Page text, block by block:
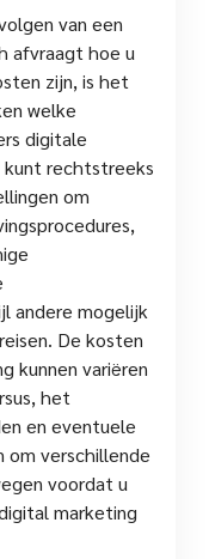
van een
afvraagt hoe u
zijn, is het
welke
digitale
kunt rechtstreeks
om
andere mogelijk
De kosten
kunnen variëren
het
en eventuele
om verschillende
voordat u
marketing